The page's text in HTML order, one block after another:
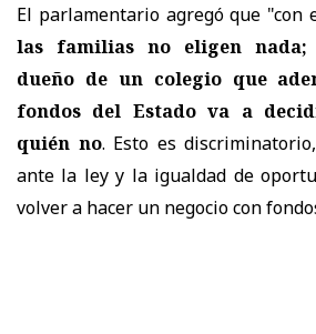
El parlamentario agregó que "con
las familias no eligen nada;
dueño de un colegio que
fondos del Estado va a
quién no. Esto es
ante la ley y la igualdad de
volver a hacer un negocio con